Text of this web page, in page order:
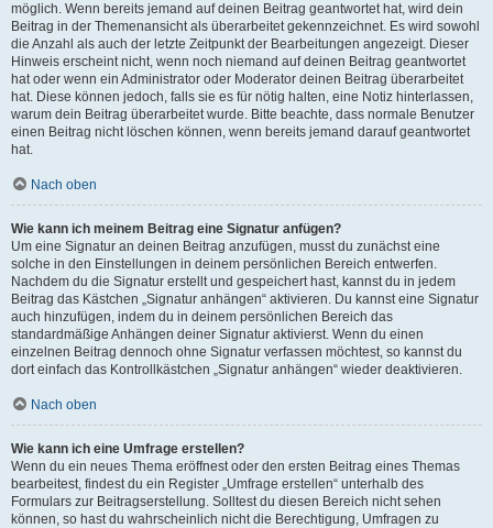
möglich. Wenn bereits jemand auf deinen Beitrag geantwortet hat, wird dein
Beitrag in der Themenansicht als überarbeitet gekennzeichnet. Es wird sowohl
die Anzahl als auch der letzte Zeitpunkt der Bearbeitungen angezeigt. Dieser
Hinweis erscheint nicht, wenn noch niemand auf deinen Beitrag geantwortet
hat oder wenn ein Administrator oder Moderator deinen Beitrag überarbeitet
hat. Diese können jedoch, falls sie es für nötig halten, eine Notiz hinterlassen,
warum dein Beitrag überarbeitet wurde. Bitte beachte, dass normale Benutzer
einen Beitrag nicht löschen können, wenn bereits jemand darauf geantwortet
hat.
Nach oben
Wie kann ich meinem Beitrag eine Signatur anfügen?
Um eine Signatur an deinen Beitrag anzufügen, musst du zunächst eine
solche in den Einstellungen in deinem persönlichen Bereich entwerfen.
Nachdem du die Signatur erstellt und gespeichert hast, kannst du in jedem
Beitrag das Kästchen „Signatur anhängen“ aktivieren. Du kannst eine Signatur
auch hinzufügen, indem du in deinem persönlichen Bereich das
standardmäßige Anhängen deiner Signatur aktivierst. Wenn du einen
einzelnen Beitrag dennoch ohne Signatur verfassen möchtest, so kannst du
dort einfach das Kontrollkästchen „Signatur anhängen“ wieder deaktivieren.
Nach oben
Wie kann ich eine Umfrage erstellen?
Wenn du ein neues Thema eröffnest oder den ersten Beitrag eines Themas
bearbeitest, findest du ein Register „Umfrage erstellen“ unterhalb des
Formulars zur Beitragserstellung. Solltest du diesen Bereich nicht sehen
können, so hast du wahrscheinlich nicht die Berechtigung, Umfragen zu